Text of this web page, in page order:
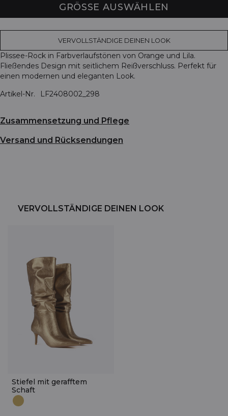
GRÖSSE AUSWÄHLEN
VERVOLLSTÄNDIGE DEINEN LOOK
Plissee-Rock in Farbverlaufstönen von Orange und Lila.
Fließendes Design mit seitlichem Reißverschluss. Perfekt für
einen modernen und eleganten Look.
Artikel-Nr.
LF2408002_298
Zusammensetzung und Pflege
Versand und Rücksendungen
VERVOLLSTÄNDIGE DEINEN LOOK
Stiefel mit gerafftem
Schaft